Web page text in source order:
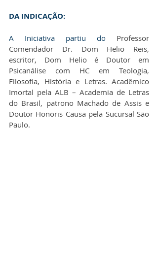
DA INDICAÇÃO:
A Iniciativa partiu do Professor
Comendador Dr. Dom Helio Reis,
escritor, Dom Helio é Doutor em
Psicanálise com HC em Teologia,
Filosofia, História e Letras. Acadêmico
Imortal pela ALB – Academia de Letras
do Brasil, patrono Machado de Assis e
Doutor Honoris Causa pela Sucursal São
Paulo.